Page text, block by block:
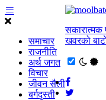
समाचार
राजनीति
अर्थ जगत
विचार
जीवन सैली
बर्गदृस्ती
सकारात्मक
खवरको